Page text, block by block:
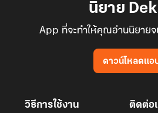
นิยาย
App ที่จะทำให้คุณอ่านนิยายจ
ดาวน์โหลดแอ
วิธีการใช้งาน ติดต่อ